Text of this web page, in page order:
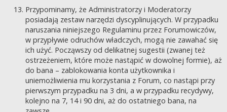
Przypominamy, że Administratorzy i Moderatorzy
posiadają zestaw narzędzi dyscyplinujących. W przypadku
naruszania niniejszego Regulaminu przez Forumowiczów,
w przypływie odruchów władczych, mogą nie zawahać się
ich użyć. Począwszy od delikatnej sugestii (zwanej też
ostrzeżeniem, które może nastąpić w dowolnej formie), aż
do bana – zablokowania konta użytkownika i
uniemożliwienia mu korzystania z Forum, co nastąpi przy
pierwszym przypadku na 3 dni, a w przypadku recydywy,
kolejno na 7, 14 i 90 dni, aż do ostatniego bana, na